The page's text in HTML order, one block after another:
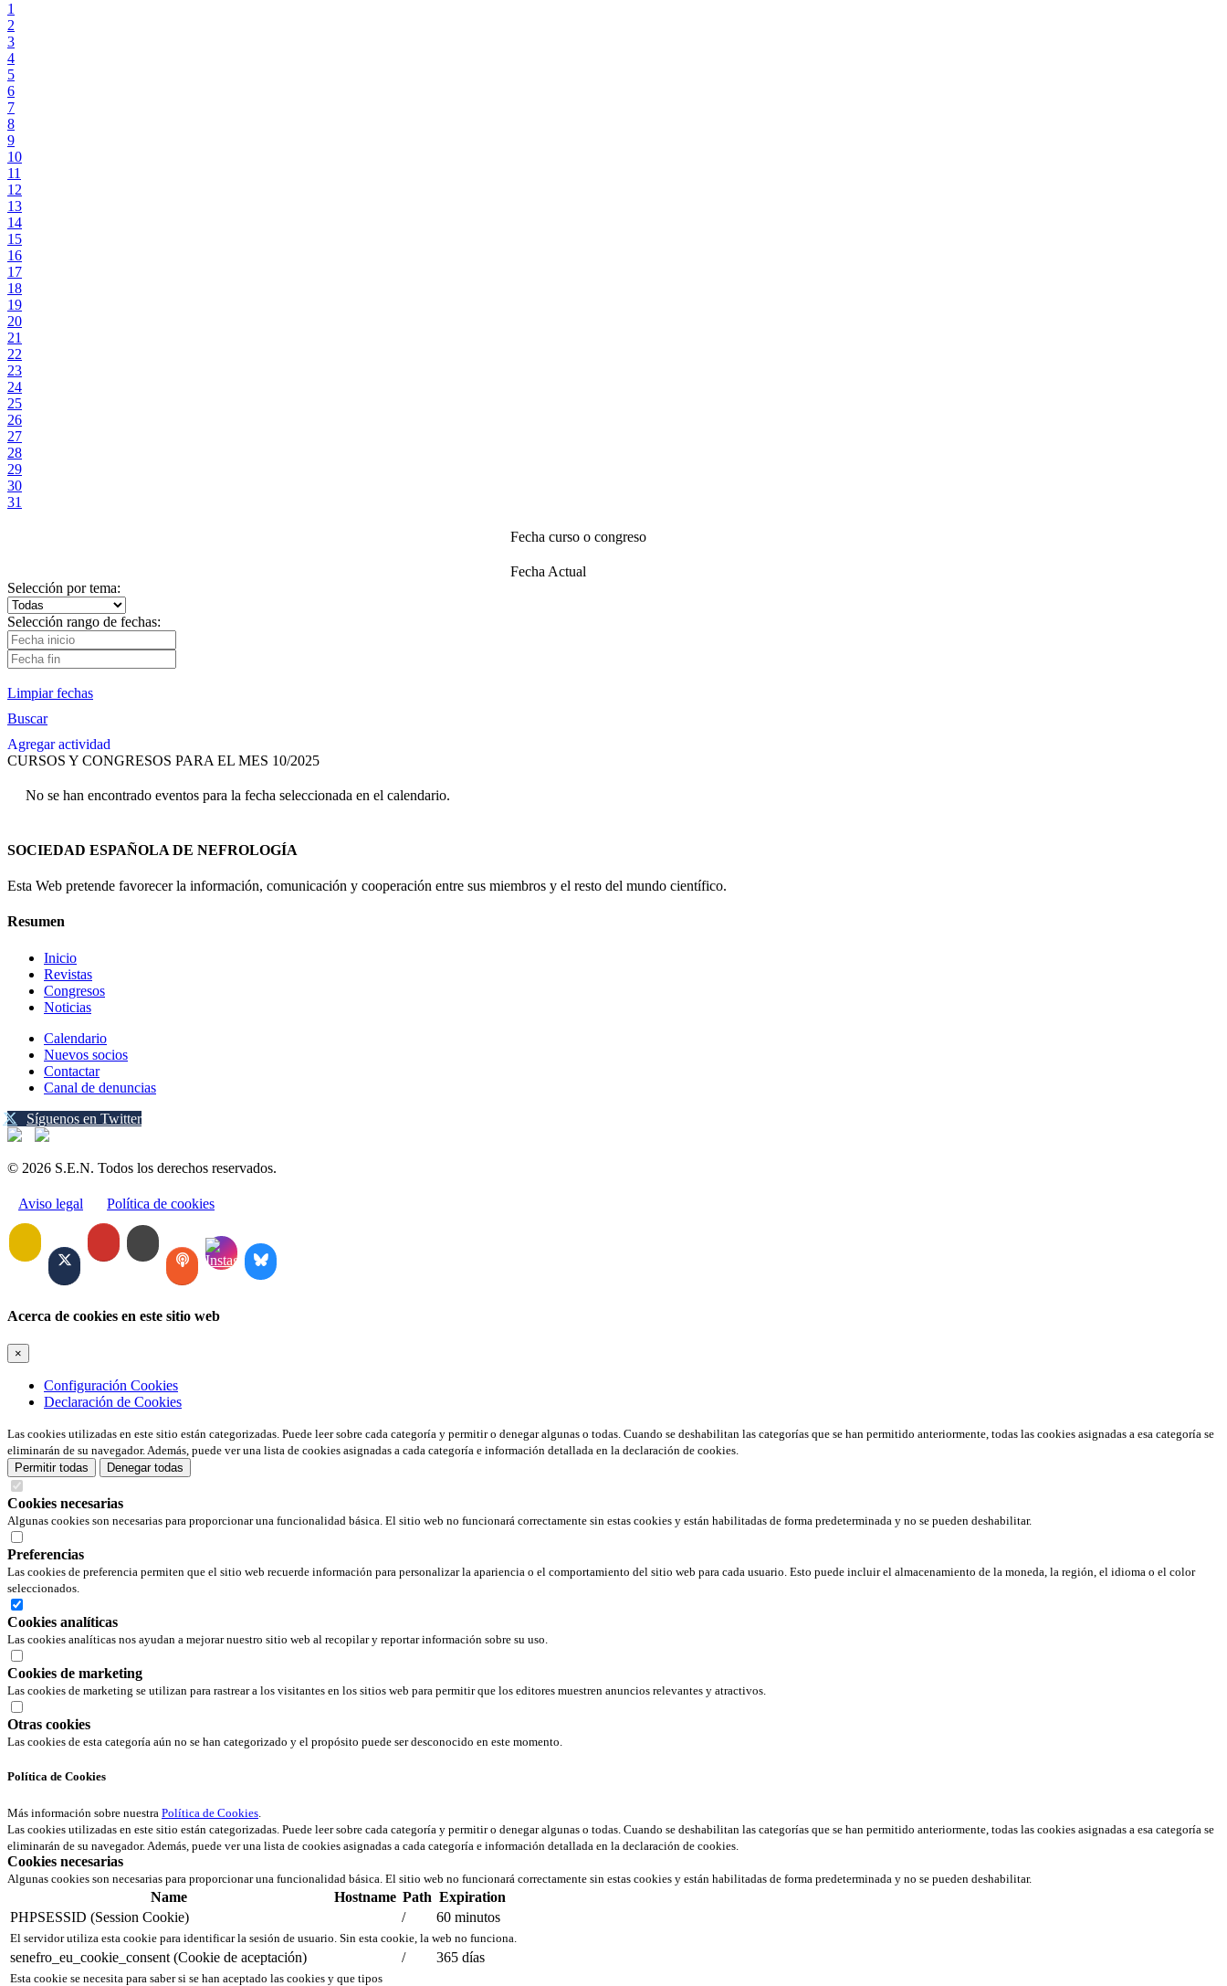
1
2
3
4
5
6
7
8
9
10
11
12
13
14
15
16
17
18
19
20
21
22
23
24
25
26
27
28
29
30
31
Fecha curso o congreso
Fecha Actual
Selección por tema:
Selección rango de fechas:
Limpiar fechas
Buscar
Agregar actividad
CURSOS Y CONGRESOS PARA EL MES 10/2025
No se han encontrado eventos para la fecha seleccionada en el calendario.
SOCIEDAD ESPAÑOLA DE NEFROLOGÍA
Esta Web pretende favorecer la información, comunicación y cooperación entre sus miembros y el resto del mundo científico.
Resumen
Inicio
Revistas
Congresos
Noticias
Calendario
Nuevos socios
Contactar
Canal de denuncias
Síguenos en Twitter
© 2026 S.E.N. Todos los derechos reservados.
Aviso legal Política de cookies
Acerca de cookies en este sitio web
×
Configuración Cookies
Declaración de Cookies
Las cookies utilizadas en este sitio están categorizadas. Puede leer sobre cada categoría y permitir o denegar algunas o todas. Cuando se deshabilitan las categorías que se han permitido anteriormente, todas las cookies asignadas a esa categoría se
eliminarán de su navegador. Además, puede ver una lista de cookies asignadas a cada categoría e información detallada en la declaración de cookies.
Permitir todas
Denegar todas
Cookies necesarias
Algunas cookies son necesarias para proporcionar una funcionalidad básica. El sitio web no funcionará correctamente sin estas cookies y están habilitadas de forma predeterminada y no se pueden deshabilitar.
Preferencias
Las cookies de preferencia permiten que el sitio web recuerde información para personalizar la apariencia o el comportamiento del sitio web para cada usuario. Esto puede incluir el almacenamiento de la moneda, la región, el idioma o el color
seleccionados.
Cookies analíticas
Las cookies analíticas nos ayudan a mejorar nuestro sitio web al recopilar y reportar información sobre su uso.
Cookies de marketing
Las cookies de marketing se utilizan para rastrear a los visitantes en los sitios web para permitir que los editores muestren anuncios relevantes y atractivos.
Otras cookies
Las cookies de esta categoría aún no se han categorizado y el propósito puede ser desconocido en este momento.
Política de Cookies
Más información sobre nuestra Política de Cookies.
Las cookies utilizadas en este sitio están categorizadas. Puede leer sobre cada categoría y permitir o denegar algunas o todas. Cuando se deshabilitan las categorías que se han permitido anteriormente, todas las cookies asignadas a esa categoría se
eliminarán de su navegador. Además, puede ver una lista de cookies asignadas a cada categoría e información detallada en la declaración de cookies.
Cookies necesarias
Algunas cookies son necesarias para proporcionar una funcionalidad básica. El sitio web no funcionará correctamente sin estas cookies y están habilitadas de forma predeterminada y no se pueden deshabilitar.
Name Hostname Path Expiration
PHPSESSID (Session Cookie)
/ 60 minutos
El servidor utiliza esta cookie para identificar la sesión de usuario. Sin esta cookie, la web no funciona.
senefro_eu_cookie_consent (Cookie de aceptación) / 365 días
Esta cookie se necesita para saber si se han aceptado las cookies y que tipos